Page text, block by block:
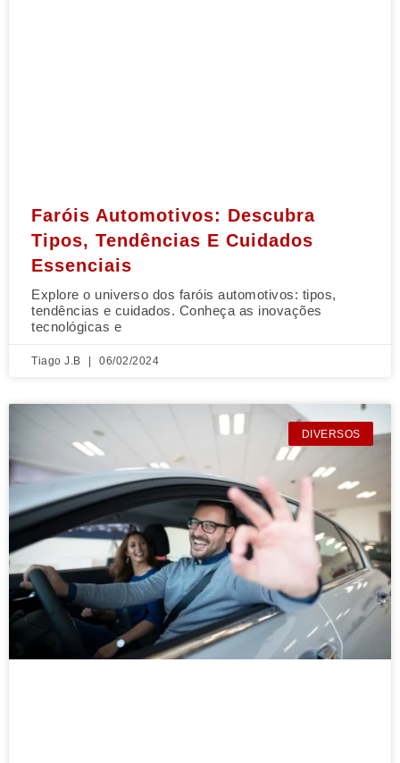
Faróis Automotivos: Descubra
Tipos, Tendências E Cuidados
Essenciais
Explore o universo dos faróis automotivos: tipos,
tendências e cuidados. Conheça as inovações
tecnológicas e
Tiago J.B 06/02/2024
DIVERSOS